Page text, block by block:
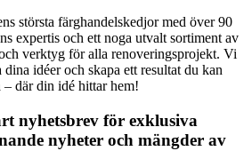
största färghandelskedjor med över 90
expertis och ett noga utvalt sortiment av
verktyg för alla renoveringsprojekt. Vi
idéer och skapa ett resultat du kan
där din idé hittar hem!
nyhetsbrev för exklusiva
nyheter och mängder av